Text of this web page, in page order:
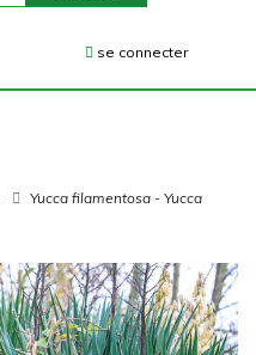
se connecter
Yucca filamentosa - Yucca